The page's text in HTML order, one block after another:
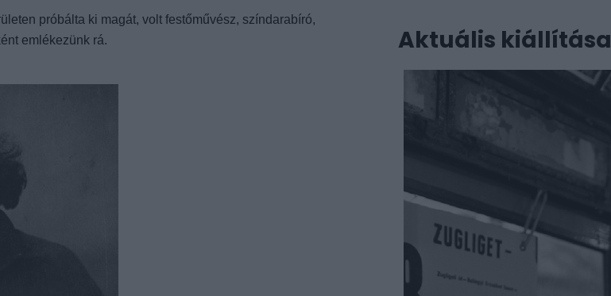
próbálta ki magát, volt festőművész, színdarabíró,
emlékezünk rá.
Aktuális